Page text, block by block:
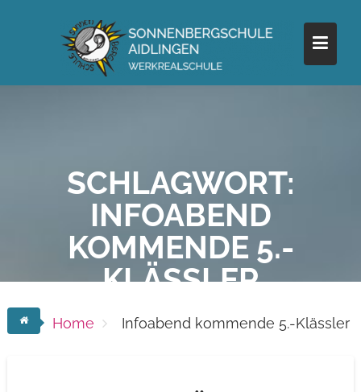
SCHLAGWORT:
INFOABEND
KOMMENDE 5.-
KLÄSSLER
Home Infoabend kommende 5.-Klässler